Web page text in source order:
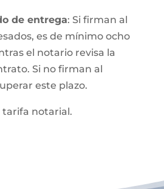
de entrega: Si firman al
es de mínimo ocho
el notario revisa la
Si no firman al
este plazo.
notarial.